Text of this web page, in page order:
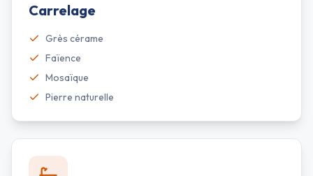
Carrelage
Grès cérame
Faïence
Mosaïque
Pierre naturelle